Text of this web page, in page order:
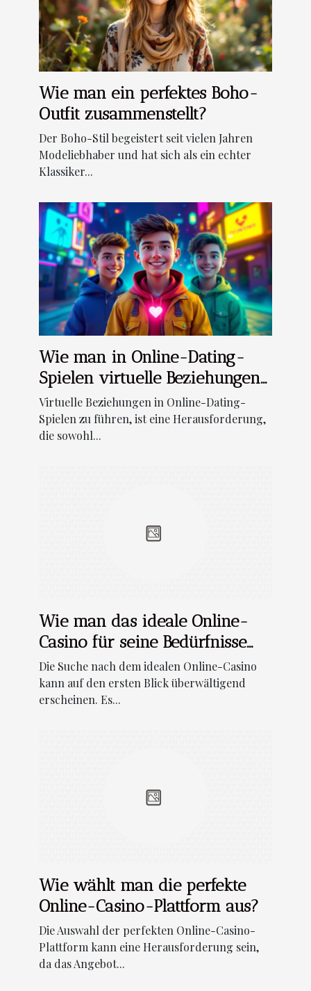
Wie man ein perfektes Boho-
Outfit zusammenstellt?
Der Boho-Stil begeistert seit vielen Jahren
Modeliebhaber und hat sich als ein echter
Klassiker...
Wie man in Online-Dating-
Spielen virtuelle Beziehungen
erfolgreich aufbaut
Virtuelle Beziehungen in Online-Dating-
Spielen zu führen, ist eine Herausforderung,
die sowohl...
Wie man das ideale Online-
Casino für seine Bedürfnisse
findet
Die Suche nach dem idealen Online-Casino
kann auf den ersten Blick überwältigend
erscheinen. Es...
Wie wählt man die perfekte
Online-Casino-Plattform aus?
Die Auswahl der perfekten Online-Casino-
Plattform kann eine Herausforderung sein,
da das Angebot...